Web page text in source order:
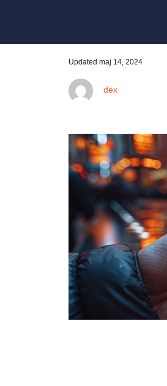
Updated maj 14, 2024
dex